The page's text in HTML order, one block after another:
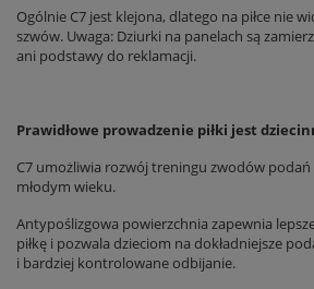
Ogólnie C7 jest klejona, dlatego na piłce nie
szwów. Uwaga: Dziurki na panelach są
ani podstawy do reklamacji.
Prawidłowe prowadzenie piłki jest
C7 umożliwia rozwój treningu zwodów
młodym wieku.
Antypoślizgowa powierzchnia zapewnia
piłkę i pozwala dzieciom na dokładniejsze
i bardziej kontrolowane odbijanie.